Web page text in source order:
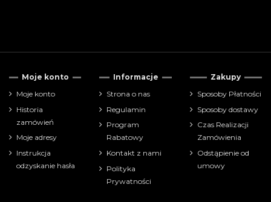
Moje konto
Moje konto
Historia
zamówień
Moje adresy
Instrukcja
odzyskanie hasła
Informacje
Strona o nas
Regulamin
Program
Rabatowy
Kontakt z nami
Polityka
Prywatności
Zakupy
Sposoby Płatności
Sposoby dostawy
Czas Realizacji
Zamówienia
Odstąpienie od
umowy